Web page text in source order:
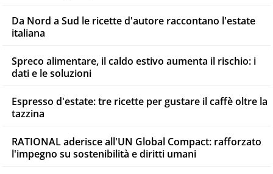
Da Nord a Sud le ricette d'autore raccontano l'estate
italiana
Spreco alimentare, il caldo estivo aumenta il rischio: i
dati e le soluzioni
Espresso d'estate: tre ricette per gustare il caffè oltre la
tazzina
RATIONAL aderisce all'UN Global Compact: rafforzato
l'impegno su sostenibilità e diritti umani